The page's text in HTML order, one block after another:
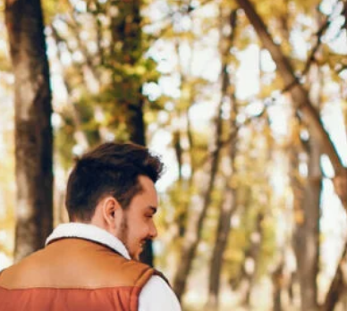
Marcel
Ich liebe es, Ideen in schöne Dinge zu verwandeln – ob in Design,
Fotografie oder Text. Hier teile ich Inspiration, Ästhetik und kleine
Details, die das Leben ein bisschen schöner machen.
Popular Posts